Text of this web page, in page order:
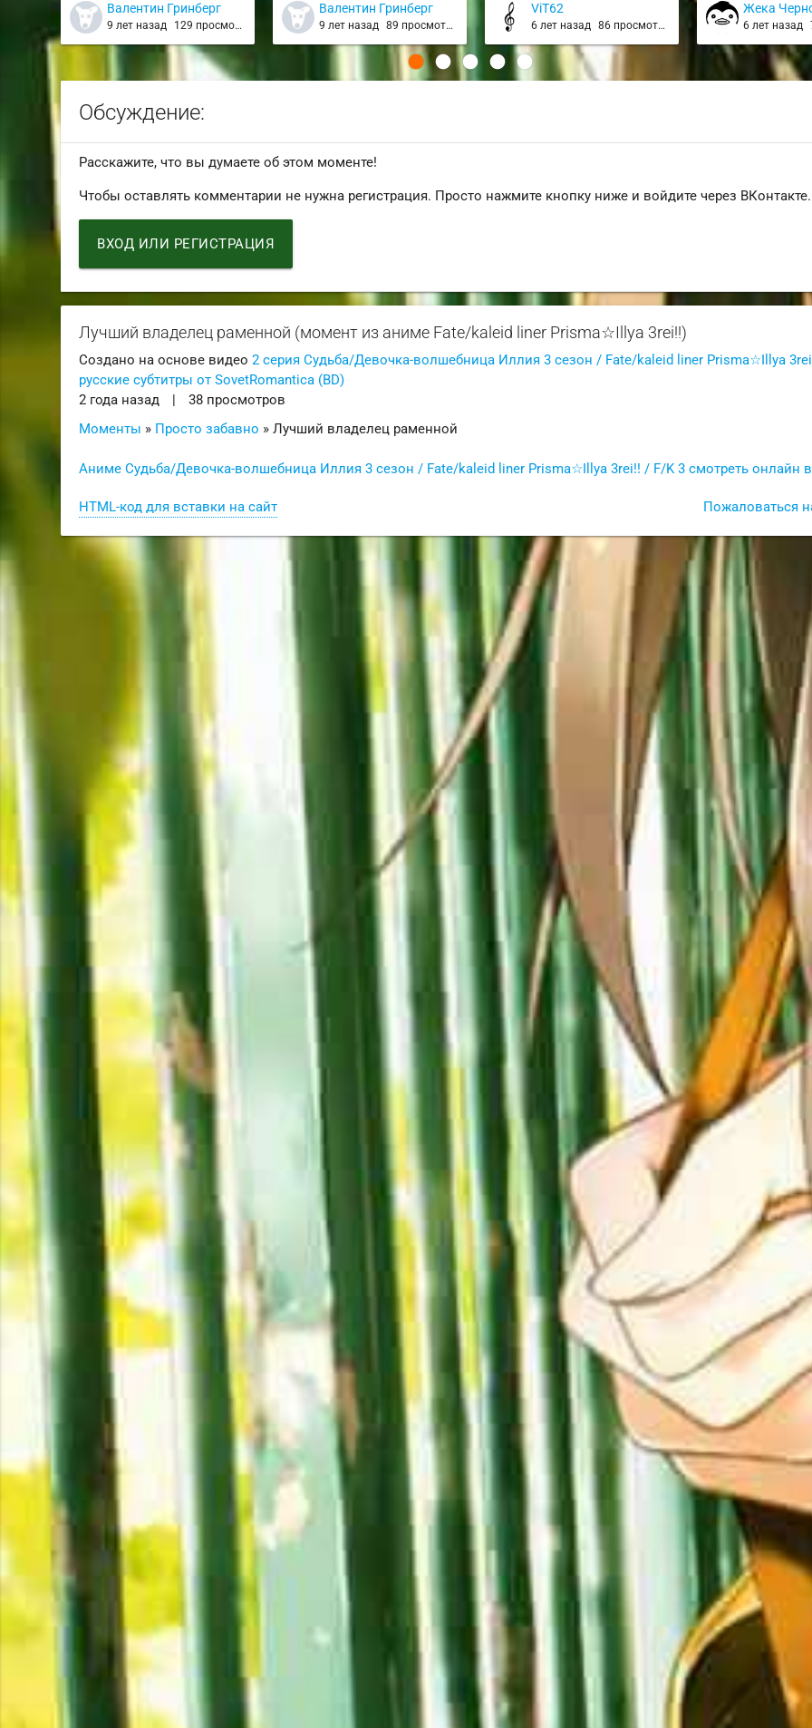
Валентин Гринберг
9 лет назад 129 просмотров
Валентин Гринберг
9 лет назад 89 просмотров
ViT62
6 лет назад 86 просмотров
Жека
6 лет назад
Обсуждение:
Расскажите, что вы думаете об этом моменте!
Чтобы оставлять комментарии не нужна регистрация. Просто нажмите кнопку ниже и войдите через ВКонтакте.
ВХОД ИЛИ РЕГИСТРАЦИЯ
Лучший владелец раменной (момент из аниме Fate/kaleid liner Prisma☆Illya 3rei!!)
Создано на основе видео2 серия Судьба/Девочка-волшебница Иллия 3 сезон / Fate/kaleid liner Prisma☆Illya
русские субтитры от SovetRomantica (BD)
2 года назад
|
38 просмотров
Моменты » Просто забавно » Лучший владелец раменной
Аниме Судьба/Девочка-волшебница Иллия 3 сезон / Fate/kaleid liner Prisma☆Illya 3rei!! / F/K 3 смотреть онлайн
Пожаловаться
HTML-код для вставки на сайт